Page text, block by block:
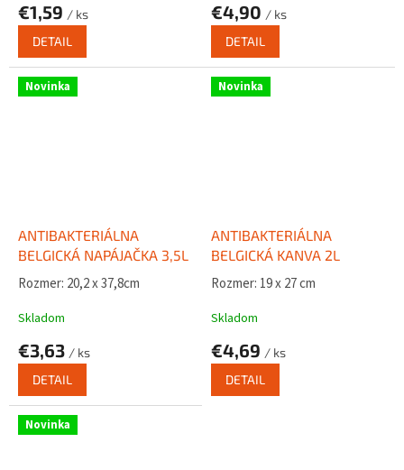
€1,59 / ks
DETAIL
€4,90 / ks
DETAIL
Novinka
ANTIBAKTERIÁLNA
BELGICKÁ NAPÁJAČKA 3,5L
Rozmer: 20,2 x 37,8cm
Skladom
€3,63 / ks
DETAIL
Novinka
ANTIBAKTERIÁLNA
BELGICKÁ KANVA 2L
Rozmer: 19 x 27 cm
Skladom
€4,69 / ks
DETAIL
Novinka